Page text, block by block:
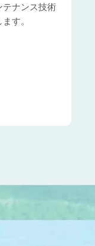
ナンス技術
す。